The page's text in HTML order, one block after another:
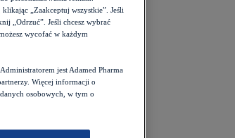
„Zaakceptuj wszystkie”. Jeśli
„Odrzuć”. Jeśli chcesz wybrać
wycofać w każdym
jest Adamed Pharma
Więcej informacji o
osobowych, w tym o